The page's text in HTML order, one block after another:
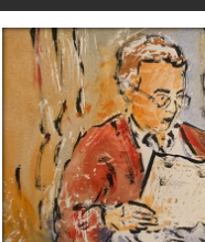
HOME
Maite
390